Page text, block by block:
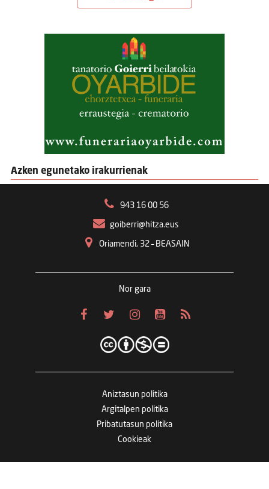
Azken egunetako irakurrienak
943 16 00 56
goiberri@hitza.eus
Oriamendi, 32 – BEASAIN
Nor gara
Aniztasun politika
Argitalpen politika
Pribatutasun politika
Cookieak